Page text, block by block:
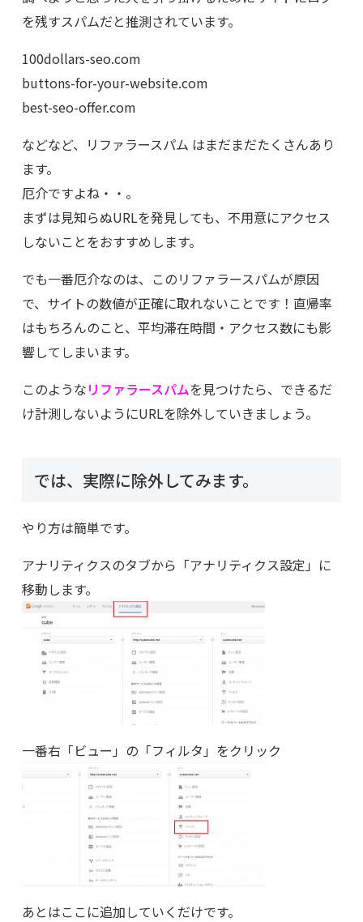
を残すスパムだと推測されています。
100dollars-seo.com
buttons-for-your-website.com
best-seo-offer.com
などなど、リファラースパム はまだまだたくさんあり
ます。
厄介ですよね・・。
まずは見知らぬURLを発見しても、不用意にアクセス
しないことをおすすめします。
でも一番厄介なのは、このリファラースパムが原因
で、サイトの数値が正確に取れないことです！直帰率
はもちろんのこと、平均滞在時間・アクセス数にも影
響してしまいます。
このようなリファラースパムを見つけたら、できるだ
け計測しないようにURLを除外していきましょう。
では、実際に除外してみます。
やり方は簡単です。
アナリティクスのタブから「アナリティクス設定」に
移動します。
一番右「ビュー」の「フィルタ」をクリック
あとはここに追加していくだけです。